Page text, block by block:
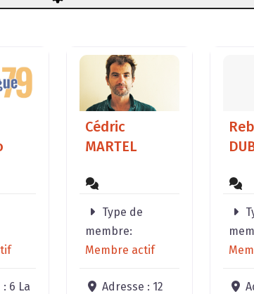
: 6 La
Cédric
MARTEL
Type de
membre:
Membre actif
Adresse : 12